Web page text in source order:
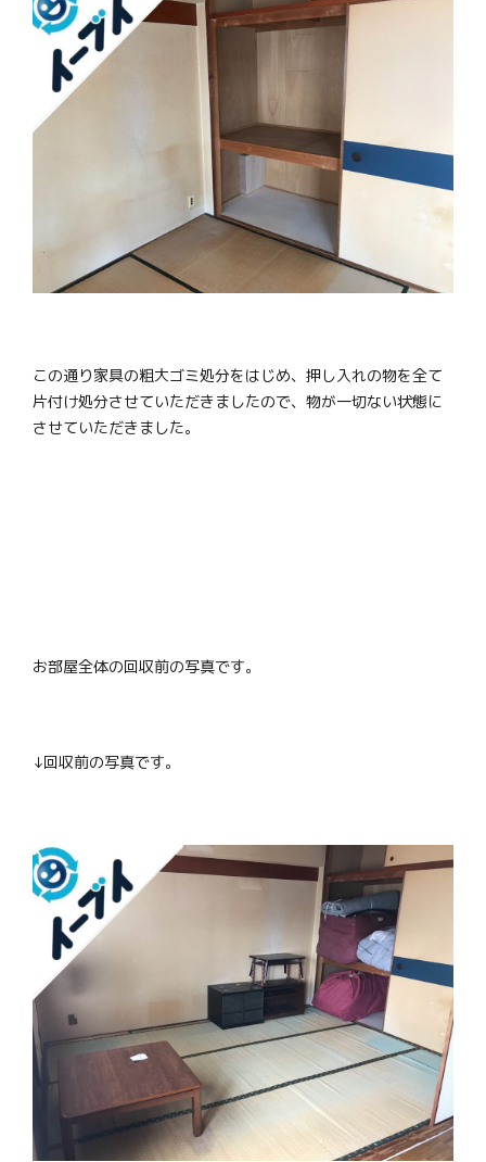
この通り家具の粗大ゴミ処分をはじめ、押し入れの物を全て
片付け処分させていただきましたので、物が一切ない状態に
させていただきました。
お部屋全体の回収前の写真です。
↓回収前の写真です。